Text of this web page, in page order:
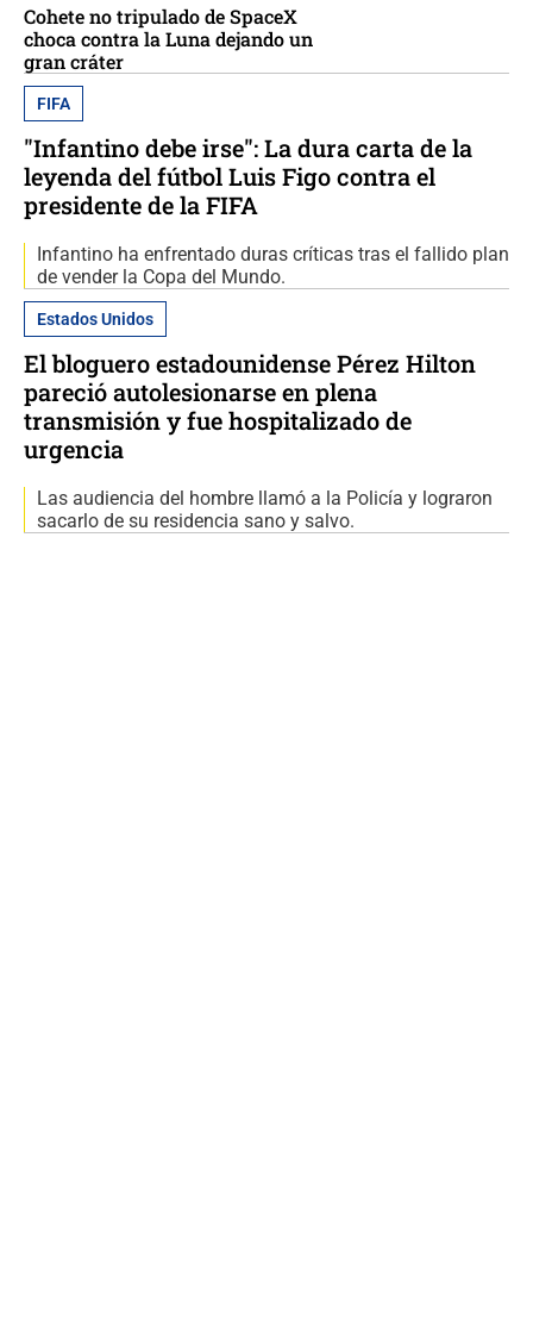
Cohete no tripulado de SpaceX
choca contra la Luna dejando un
gran cráter
FIFA
"Infantino debe irse": La dura carta de la
leyenda del fútbol Luis Figo contra el
presidente de la FIFA
Infantino ha enfrentado duras críticas tras el fallido plan
de vender la Copa del Mundo.
Estados Unidos
El bloguero estadounidense Pérez Hilton
pareció autolesionarse en plena
transmisión y fue hospitalizado de
urgencia
Las audiencia del hombre llamó a la Policía y lograron
sacarlo de su residencia sano y salvo.